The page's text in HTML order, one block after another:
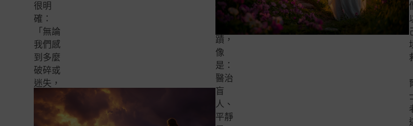
很明
確：
「無論
我們感
到多麼
破碎或
迷失，
被神所
愛，我
許多
蹟，
像
是：
醫治
盲
人、
平靜